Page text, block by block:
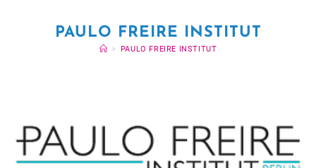
PAULO FREIRE INSTITUT
> PAULO FREIRE INSTITUT